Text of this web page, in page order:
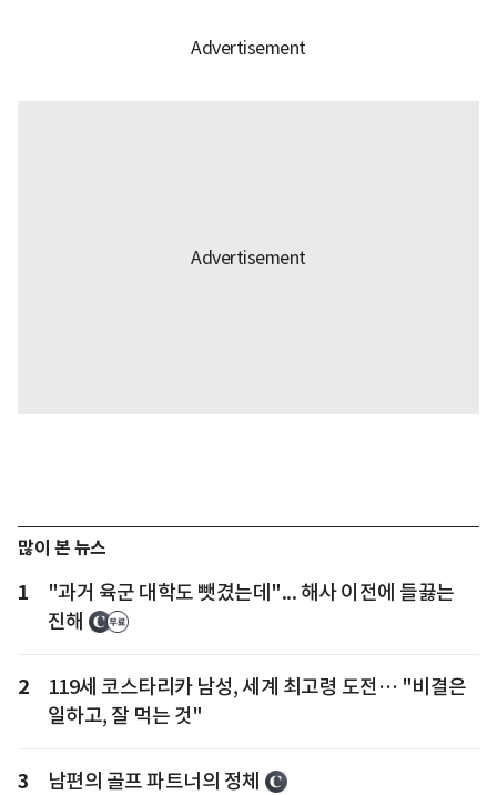
많이 본 뉴스
1
"과거 육군 대학도 뺏겼는데"... 해사 이전에 들끓는
진해
2
119세 코스타리카 남성, 세계 최고령 도전… "비결은
일하고, 잘 먹는 것"
3 남편의 골프 파트너의 정체